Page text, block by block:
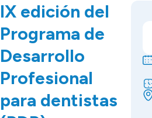
IX edición del
Programa de
Desarrollo
Profesional
para dentistas